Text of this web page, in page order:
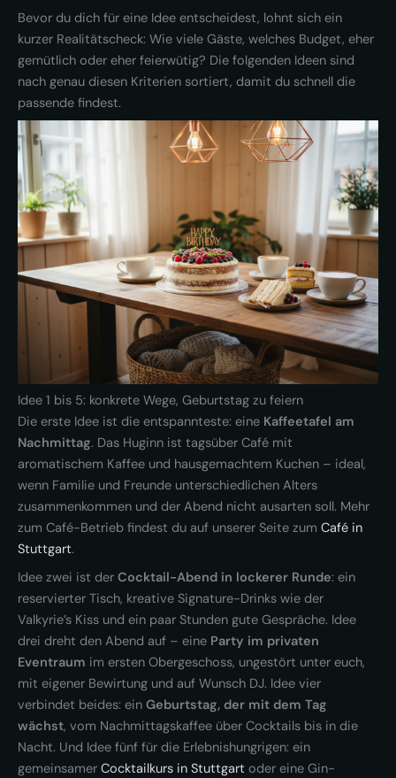
Bevor du dich für eine Idee entscheidest, lohnt sich ein
kurzer Realitätscheck: Wie viele Gäste, welches Budget, eher
gemütlich oder eher feierwütig? Die folgenden Ideen sind
nach genau diesen Kriterien sortiert, damit du schnell die
passende findest.
Idee 1 bis 5: konkrete Wege, Geburtstag zu feiern
Die erste Idee ist die entspannteste: eine Kaffeetafel am
Nachmittag. Das Huginn ist tagsüber Café mit
aromatischem Kaffee und hausgemachtem Kuchen – ideal,
wenn Familie und Freunde unterschiedlichen Alters
zusammenkommen und der Abend nicht ausarten soll. Mehr
zum Café-Betrieb findest du auf unserer Seite zum Café in
Stuttgart.
Idee zwei ist der Cocktail-Abend in lockerer Runde: ein
reservierter Tisch, kreative Signature-Drinks wie der
Valkyrie’s Kiss und ein paar Stunden gute Gespräche. Idee
drei dreht den Abend auf – eine Party im privaten
Eventraum im ersten Obergeschoss, ungestört unter euch,
mit eigener Bewirtung und auf Wunsch DJ. Idee vier
verbindet beides: ein Geburtstag, der mit dem Tag
wächst, vom Nachmittagskaffee über Cocktails bis in die
Nacht. Und Idee fünf für die Erlebnishungrigen: ein
gemeinsamer Cocktailkurs in Stuttgart oder eine Gin-